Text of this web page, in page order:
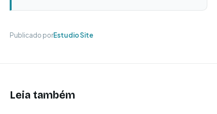
Publicado porEstudio Site
Leia também